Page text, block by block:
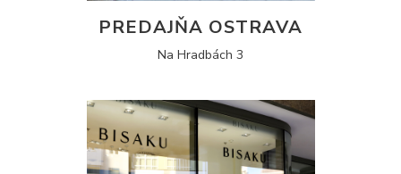
PREDAJŇA OSTRAVA
Na Hradbách 3